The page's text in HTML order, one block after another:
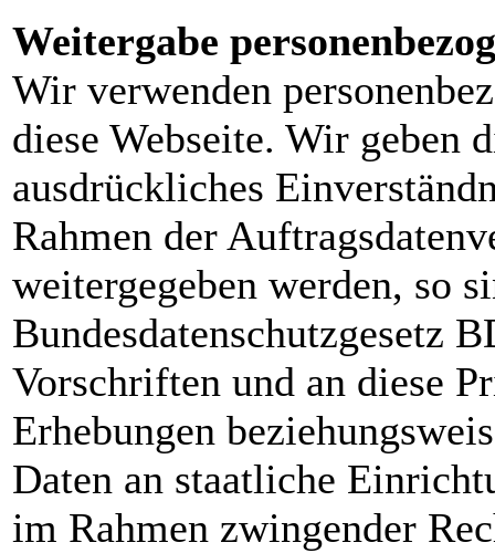
Weitergabe
Wir verwenden
diese Webseite. Wir geben
ausdrückliches
Rahmen der
weitergegeben werden, so
Bundesdatenschutzgesetz
Vorschriften und an diese
Erhebungen
Daten an staatliche
im Rahmen zwingender